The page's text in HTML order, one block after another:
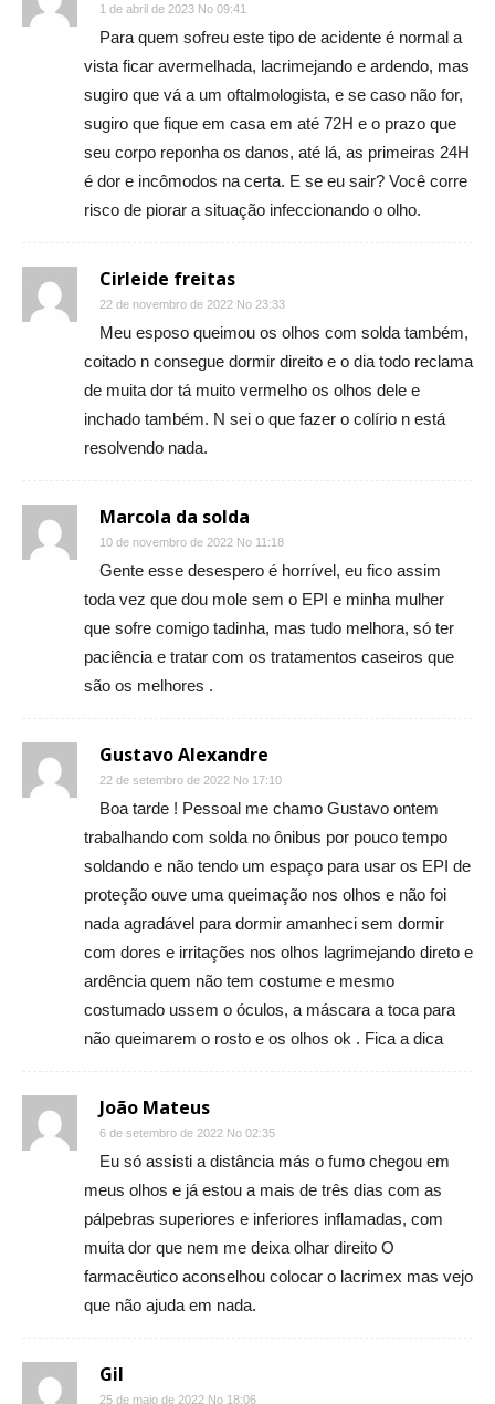
1 de abril de 2023 No 09:41
Para quem sofreu este tipo de acidente é normal a
vista ficar avermelhada, lacrimejando e ardendo, mas
sugiro que vá a um oftalmologista, e se caso não for,
sugiro que fique em casa em até 72H e o prazo que
seu corpo reponha os danos, até lá, as primeiras 24H
é dor e incômodos na certa. E se eu sair? Você corre
risco de piorar a situação infeccionando o olho.
Cirleide freitas
22 de novembro de 2022 No 23:33
Meu esposo queimou os olhos com solda também,
coitado n consegue dormir direito e o dia todo reclama
de muita dor tá muito vermelho os olhos dele e
inchado também. N sei o que fazer o colírio n está
resolvendo nada.
Marcola da solda
10 de novembro de 2022 No 11:18
Gente esse desespero é horrível, eu fico assim
toda vez que dou mole sem o EPI e minha mulher
que sofre comigo tadinha, mas tudo melhora, só ter
paciência e tratar com os tratamentos caseiros que
são os melhores .
Gustavo Alexandre
22 de setembro de 2022 No 17:10
Boa tarde ! Pessoal me chamo Gustavo ontem
trabalhando com solda no ônibus por pouco tempo
soldando e não tendo um espaço para usar os EPI de
proteção ouve uma queimação nos olhos e não foi
nada agradável para dormir amanheci sem dormir
com dores e irritações nos olhos lagrimejando direto e
ardência quem não tem costume e mesmo
costumado ussem o óculos, a máscara a toca para
não queimarem o rosto e os olhos ok . Fica a dica
João Mateus
6 de setembro de 2022 No 02:35
Eu só assisti a distância más o fumo chegou em
meus olhos e já estou a mais de três dias com as
pálpebras superiores e inferiores inflamadas, com
muita dor que nem me deixa olhar direito O
farmacêutico aconselhou colocar o lacrimex mas vejo
que não ajuda em nada.
Gil
25 de maio de 2022 No 18:06